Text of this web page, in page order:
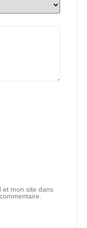
et mon site dans